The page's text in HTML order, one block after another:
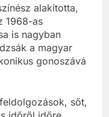
alakította,
1968-as
is nagyban
a magyar
gonoszává
sőt,